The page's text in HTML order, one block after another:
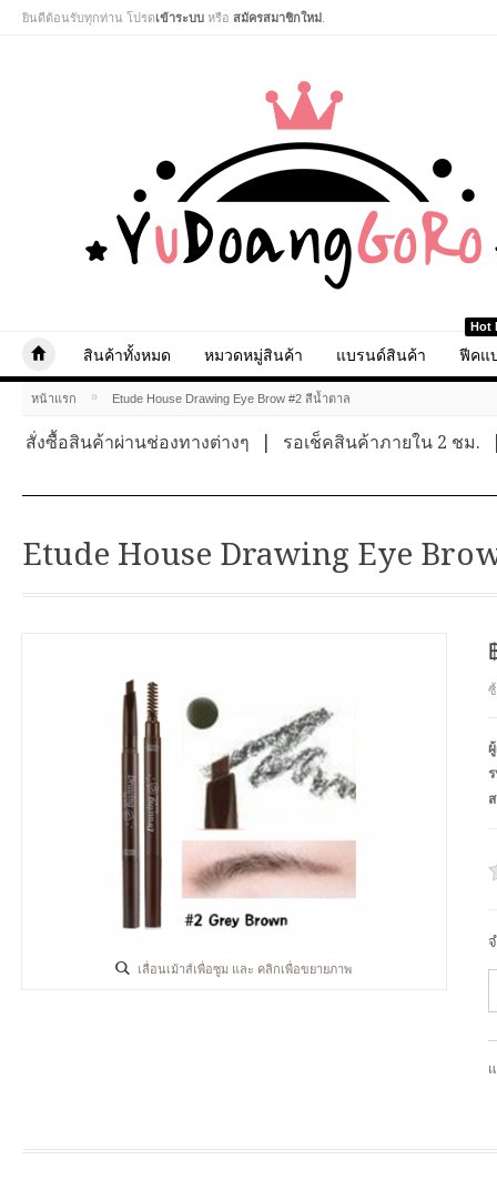
ยินดีต้อนรับทุกท่าน โปรดเข้าระบบ หรือ สมัครสมาชิกใหม่
สินค้าทั้งหมด หมวดหมู่สินค้า แบรนด์สินค้า
Hot
ฟีคแ
หน้าแรก » Etude House Drawing Eye Brow #2 สีน้ำตาล
สั่งซื้อสินค้าผ่านช่องทางต่างๆ รอเช็คสินค้าภายใน 2 ชม.
Etude House Drawing Eye
เลื่อนเม้าส์เพื่อซูม และ คลิกเพื่อขยายภาพ